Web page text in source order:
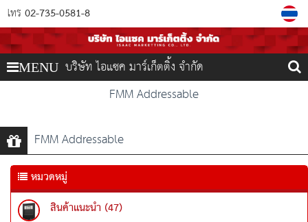
โทร 02-735-0581-8
MENU บริษัท ไอแซค มาร์เก็ตติ้ง จำกัด
FMM Addressable
FMM Addressable
หมวดหมู่
สินค้าแนะนำ (47)